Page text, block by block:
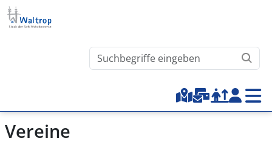
Direkt zum Inhalt
Waltrop.de durchsuchen
Top-Menu
Vereine